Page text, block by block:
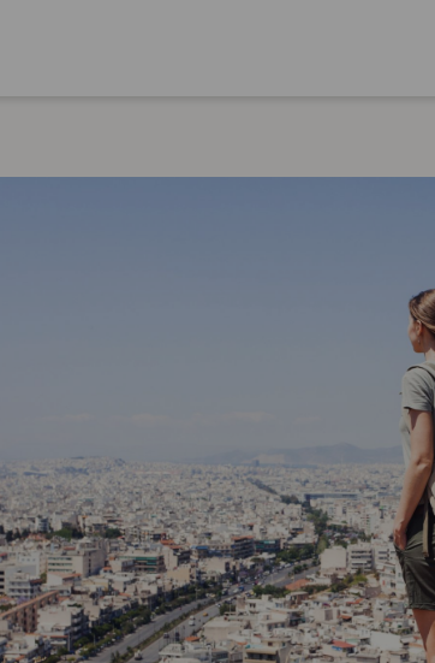
Tilaa
Yläkoulu
Oppiainesarjat
Oppimateriaalit